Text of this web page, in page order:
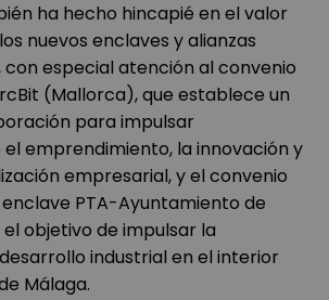
ha hecho hincapié en el valor
nuevos enclaves y alianzas
especial atención al convenio
(Mallorca), que establece un
para impulsar
emprendimiento, la innovación y
empresarial, y el convenio
PTA-Ayuntamiento de
objetivo de impulsar la
industrial en el interior
Málaga.